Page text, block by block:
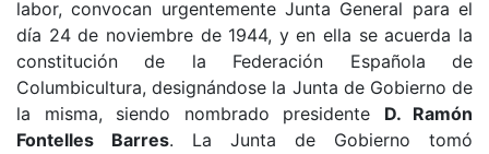
labor, convocan urgentemente Junta General para el
día 24 de noviembre de 1944, y en ella se acuerda la
constitución de la Federación Española de
Columbicultura, designándose la Junta de Gobierno de
la misma, siendo nombrado presidente D. Ramón
Fontelles Barres. La Junta de Gobierno tomó